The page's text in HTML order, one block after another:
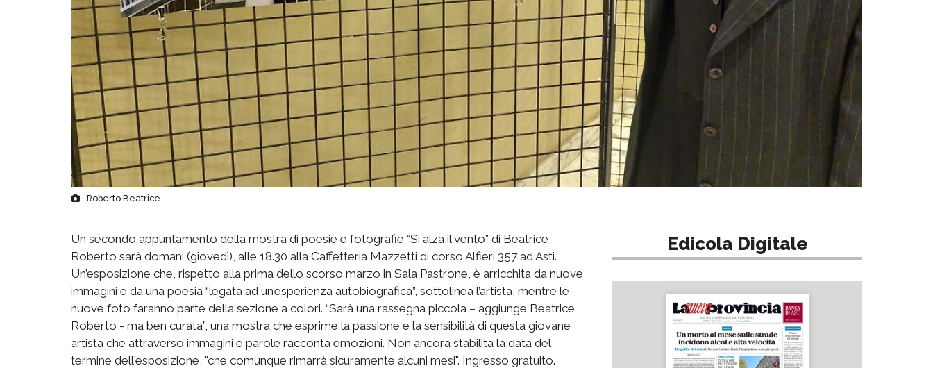
Roberto Beatrice
Un secondo appuntamento della mostra di poesie e fotografie “Si alza il vento” di Beatrice
Roberto sarà domani (giovedì), alle 18.30 alla Caffetteria Mazzetti di corso Alfieri 357 ad Asti.
Un’esposizione che, rispetto alla prima dello scorso marzo in Sala Pastrone, è arricchita da nuove
immagini e da una poesia “legata ad un’esperienza autobiografica”, sottolinea l’artista, mentre le
nuove foto faranno parte della sezione a colori. “Sarà una rassegna piccola – aggiunge Beatrice
Roberto - ma ben curata”, una mostra che esprime la passione e la sensibilità di questa giovane
artista che attraverso immagini e parole racconta emozioni. Non ancora stabilita la data del
termine dell'esposizione, "che comunque rimarrà sicuramente alcuni mesi". Ingresso gratuito.
Edicola Digitale